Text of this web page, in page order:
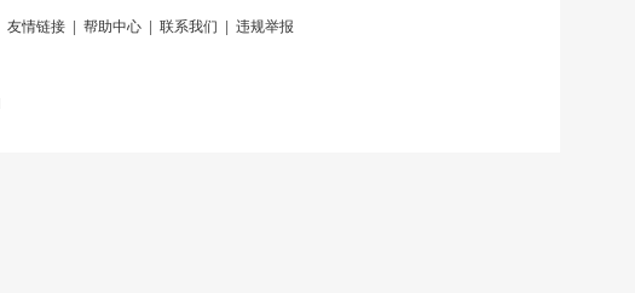
友情链接 帮助中心 联系我们 违规举报